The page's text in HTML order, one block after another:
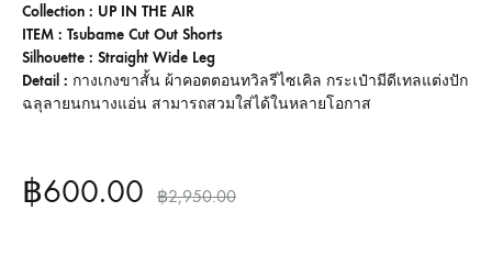
Collection : UP IN THE AIR
ITEM : Tsubame Cut Out Shorts
Silhouette : Straight Wide Leg
Detail : กางเกงขาสั้น ผ้าคอตตอนทวิลรีไซเคิล กระเป๋ามีดีเทลแต่งปัก
ฉลุลายนกนางแอ่น สามารถสวมใส่ได้ในหลายโอกาส
฿600.00 ฿2,950.00